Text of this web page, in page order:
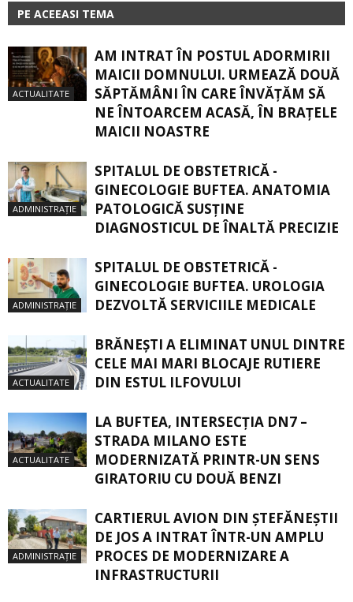
PE ACEEASI TEMA
ACTUALITATE
AM INTRAT ÎN POSTUL ADORMIRII
MAICII DOMNULUI. URMEAZĂ DOUĂ
SĂPTĂMÂNI ÎN CARE ÎNVĂŢĂM SĂ
NE ÎNTOARCEM ACASĂ, ÎN BRAŢELE
MAICII NOASTRE
ADMINISTRAȚIE
SPITALUL DE OBSTETRICĂ -
GINECOLOGIE BUFTEA. ANATOMIA
PATOLOGICĂ SUSŢINE
DIAGNOSTICUL DE ÎNALTĂ PRECIZIE
ADMINISTRAȚIE
SPITALUL DE OBSTETRICĂ -
GINECOLOGIE BUFTEA. UROLOGIA
DEZVOLTĂ SERVICIILE MEDICALE
ACTUALITATE
BRĂNEȘTI A ELIMINAT UNUL DINTRE
CELE MAI MARI BLOCAJE RUTIERE
DIN ESTUL ILFOVULUI
ACTUALITATE
LA BUFTEA, INTERSECŢIA DN7 –
STRADA MILANO ESTE
MODERNIZATĂ PRINTR-UN SENS
GIRATORIU CU DOUĂ BENZI
ADMINISTRAȚIE
CARTIERUL AVION DIN ŞTEFĂNEŞTII
DE JOS A INTRAT ÎNTR-UN AMPLU
PROCES DE MODERNIZARE A
INFRASTRUCTURII